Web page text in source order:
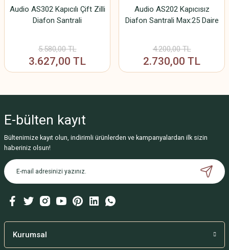
Audio AS302 Kapıcılı Çift Zilli
Diafon Santrali
5.580,00 TL
3.627,00 TL
Audio AS202 Kapıcısız
Diafon Santrali Max:25 Daire
4.200,00 TL
2.730,00 TL
E-bülten kayıt
Bültenimize kayıt olun, indirimli ürünlerden ve kampanyalardan ilk sizin
haberiniz olsun!
Kurumsal